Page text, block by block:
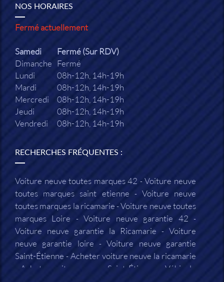
NOS HORAIRES
Fermé actuellement
Samedi
Fermé (Sur RDV)
Dimanche Fermé
Lundi
08h-12h, 14h-19h
Mardi
08h-12h, 14h-19h
Mercredi
08h-12h, 14h-19h
Jeudi
08h-12h, 14h-19h
Vendredi
08h-12h, 14h-19h
RECHERCHES FRÉQUENTES :
Voiture neuve toutes marques 42
Voiture neuve
toutes marques saint etienne
Voiture neuve
toutes marques la ricamarie Voiture neuve toutes
marques Loire
Voiture neuve garantie 42
Voiture neuve garantie la Ricamarie
Voiture
neuve garantie loire
Voiture neuve garantie
Saint-Étienne
Acheter voiture neuve la ricamarie
Acheter voiture neuve Saint-Étienne
Véhicule